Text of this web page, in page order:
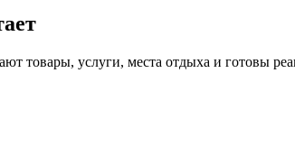
товары, услуги, места отдыха и готовы